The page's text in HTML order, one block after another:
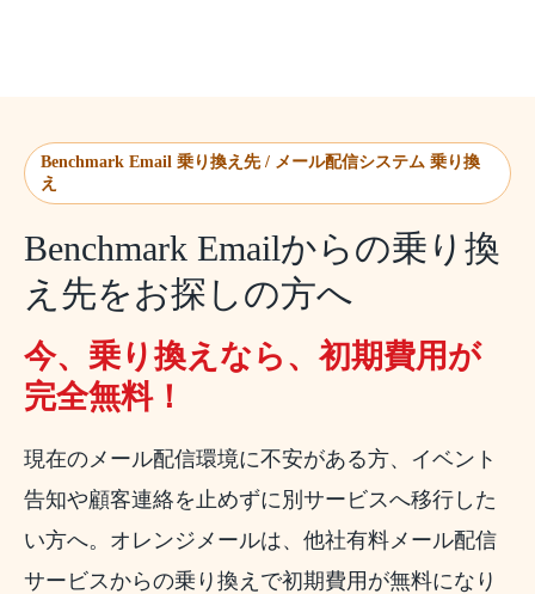
Benchmark Email 乗り換え先 / メール配信システム 乗り換
え
Benchmark Emailからの乗り換
え先をお探しの方へ
今、乗り換えなら、初期費用が
完全無料！
現在のメール配信環境に不安がある方、イベント
告知や顧客連絡を止めずに別サービスへ移行した
い方へ。オレンジメールは、他社有料メール配信
サービスからの乗り換えで初期費用が無料になり